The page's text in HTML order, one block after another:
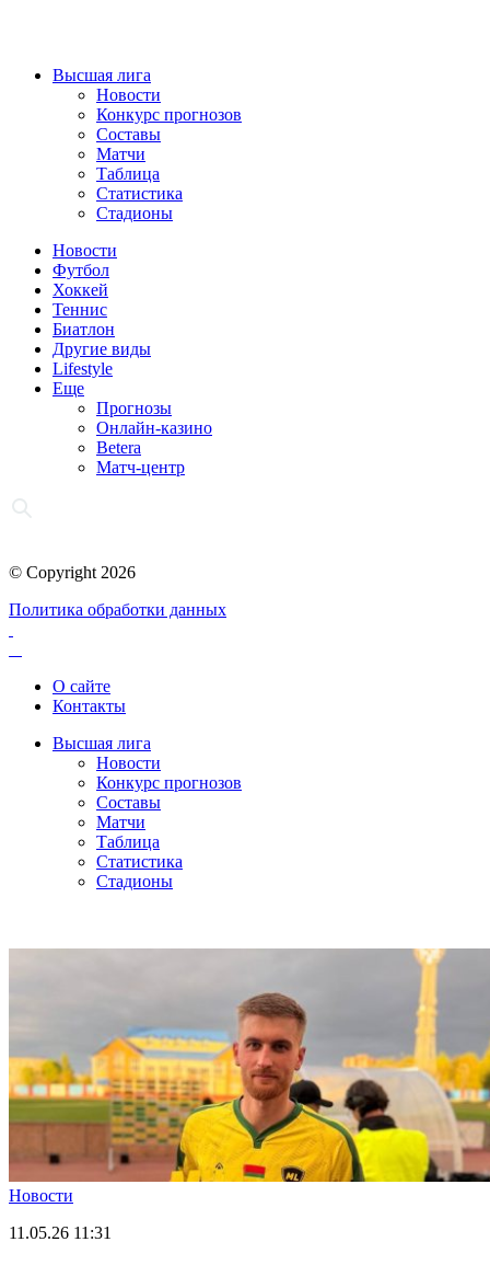
Высшая лига
Новости
Конкурс прогнозов
Составы
Матчи
Таблица
Статистика
Стадионы
Новости
Футбол
Хоккей
Теннис
Биатлон
Другие виды
Lifestyle
Еще
Прогнозы
Онлайн-казино
Betera
Матч-центр
© Copyright 2026
Политика обработки данных
О сайте
Контакты
Высшая лига
Новости
Конкурс прогнозов
Составы
Матчи
Таблица
Статистика
Стадионы
Новости
11.05.26 11:31